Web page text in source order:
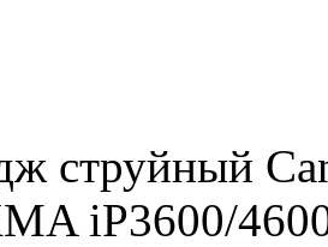
струйный
iP3600/